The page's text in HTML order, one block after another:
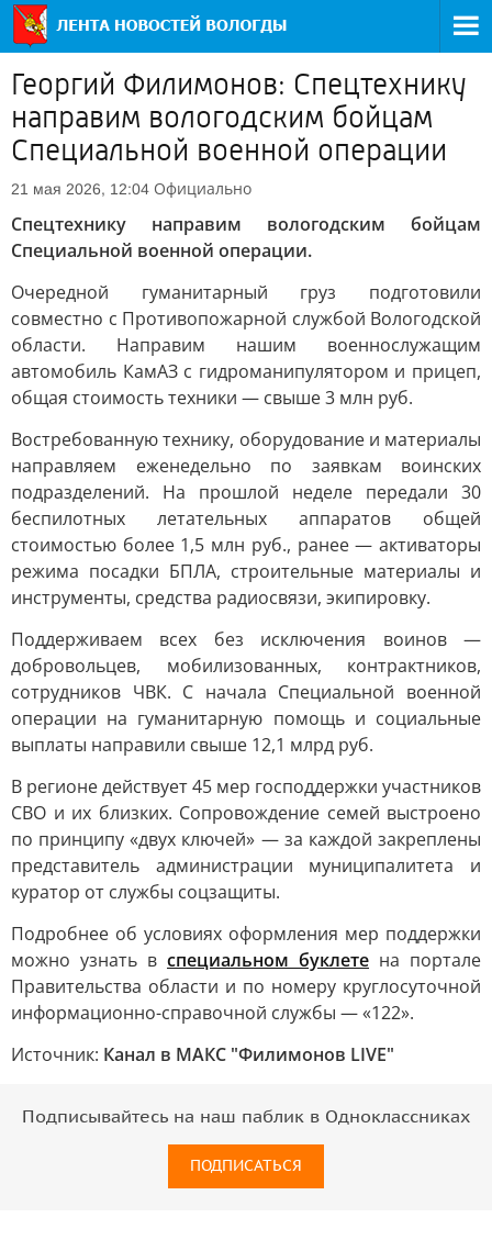
Георгий Филимонов: Спецтехнику
направим вологодским бойцам
Специальной военной операции
21 мая 2026, 12:04 Официально
Спецтехнику направим вологодским бойцам
Специальной военной операции.
Очередной гуманитарный груз подготовили
совместно с Противопожарной службой Вологодской
области. Направим нашим военнослужащим
автомобиль КамАЗ с гидроманипулятором и прицеп,
общая стоимость техники — свыше 3 млн руб.
Востребованную технику, оборудование и материалы
направляем еженедельно по заявкам воинских
подразделений. На прошлой неделе передали 30
беспилотных летательных аппаратов общей
стоимостью более 1,5 млн руб., ранее — активаторы
режима посадки БПЛА, строительные материалы и
инструменты, средства радиосвязи, экипировку.
Поддерживаем всех без исключения воинов —
добровольцев, мобилизованных, контрактников,
сотрудников ЧВК. С начала Специальной военной
операции на гуманитарную помощь и социальные
выплаты направили свыше 12,1 млрд руб.
В регионе действует 45 мер господдержки участников
СВО и их близких. Сопровождение семей выстроено
по принципу «двух ключей» — за каждой закреплены
представитель администрации муниципалитета и
куратор от службы соцзащиты.
Подробнее об условиях оформления мер поддержки
можно узнать в специальном буклете на портале
Правительства области и по номеру круглосуточной
информационно-справочной службы — «122».
Источник: Канал в МАКС "Филимонов LIVE"
Подписывайтесь на наш паблик в Одноклассниках
ПОДПИСАТЬСЯ